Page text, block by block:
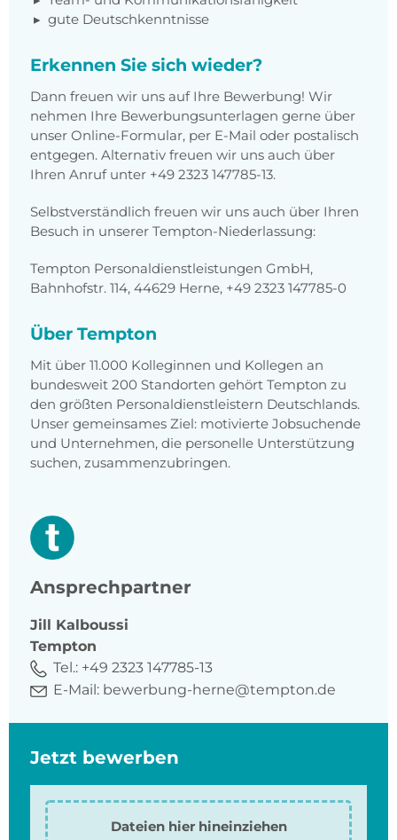
gute Deutschkenntnisse
Erkennen Sie sich wieder?
Dann freuen wir uns auf Ihre Bewerbung! Wir
nehmen Ihre Bewerbungsunterlagen gerne über
unser Online-Formular, per E-Mail oder postalisch
entgegen. Alternativ freuen wir uns auch über
Ihren Anruf unter +49 2323 147785-13.
Selbstverständlich freuen wir uns auch über Ihren
Besuch in unserer Tempton-Niederlassung:
Tempton Personaldienstleistungen GmbH,
Bahnhofstr. 114, 44629 Herne, +49 2323 147785-0
Über Tempton
Mit über 11.000 Kolleginnen und Kollegen an
bundesweit 200 Standorten gehört Tempton zu
den größten Personaldienstleistern Deutschlands.
Unser gemeinsames Ziel: motivierte Jobsuchende
und Unternehmen, die personelle Unterstützung
suchen, zusammenzubringen.
Ansprechpartner
Jill
Kalboussi
Tempton
Tel.: +49 2323 147785-13
E-Mail: bewerbung-herne@tempton.de
Jetzt bewerben
Dateien hier hineinziehen